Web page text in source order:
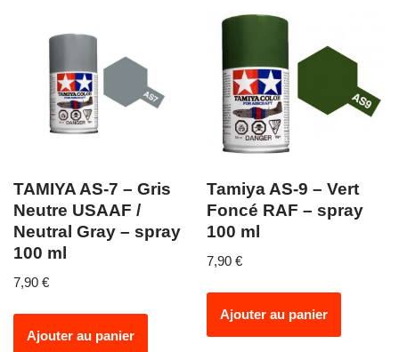
TAMIYA AS-7 – Gris
Neutre USAAF /
Neutral Gray – spray
100 ml
7,90 €
Ajouter au panier
Tamiya AS-9 – Vert
Foncé RAF – spray
100 ml
7,90€
Ajouter au panier